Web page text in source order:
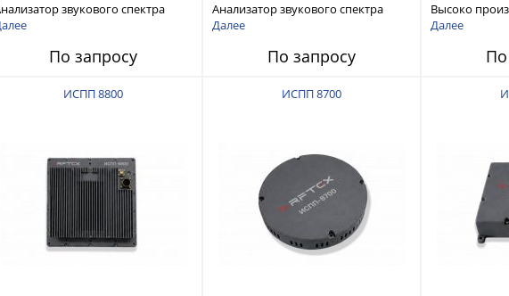
звукового спектра
Research Systems FFT
По запросу
Анализатор звукового спектра
Stanford Research Systems SR1
Далее
По запросу
Высоко
Далее
По
ИСПП 8800 ИСПП 8700